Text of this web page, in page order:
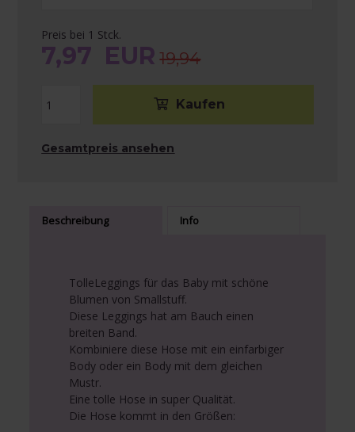
Preis bei 1 Stck.
7,97 EUR 19,94
Gesamtpreis ansehen
Beschreibung Info
TolleLeggings für das Baby mit schöne
Blumen von Smallstuff.
Diese Leggings hat am Bauch einen
breiten Band.
Kombiniere diese Hose mit ein einfarbiger
Body oder ein Body mit dem gleichen
Mustr.
Eine tolle Hose in super Qualität.
Die Hose kommt in den Größen: